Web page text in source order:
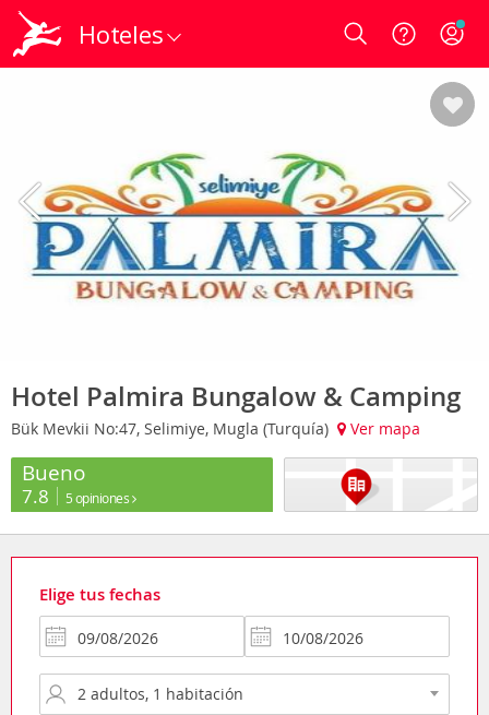
Hoteles Login
Hotel Palmira Bungalow & Camping
Bük Mevkii No:47, Selimiye, Mugla (Turquía) Ver mapa
Bueno
7.8 5 opiniones
Elige tus fechas